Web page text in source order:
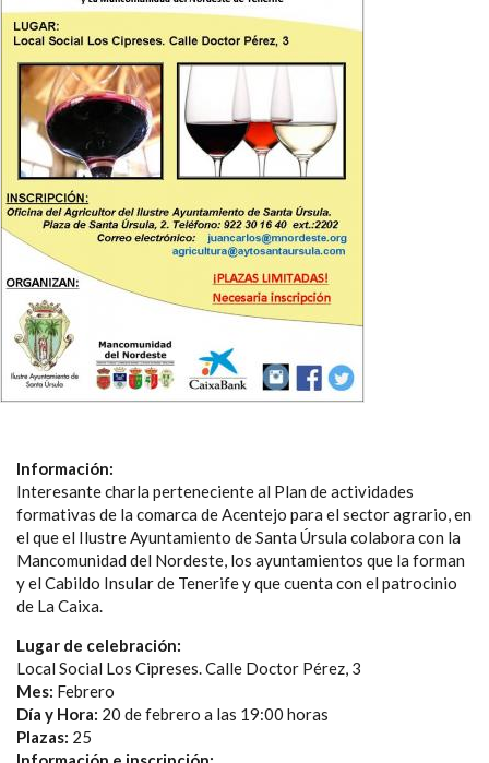
Información:
Interesante charla perteneciente al Plan de actividades
formativas de la comarca de Acentejo para el sector agrario, en
el que el Ilustre Ayuntamiento de Santa Úrsula colabora con la
Mancomunidad del Nordeste, los ayuntamientos que la forman
y el Cabildo Insular de Tenerife y que cuenta con el patrocinio
de La Caixa.
Lugar de celebración:
Local Social Los Cipreses. Calle Doctor Pérez, 3
Mes: Febrero
Día y Hora: 20 de febrero a las 19:00 horas
Plazas: 25